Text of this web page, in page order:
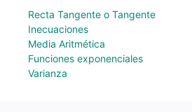
Recta Tangente o Tangente
Inecuaciones
Media Aritmética
Funciones exponenciales
Varianza